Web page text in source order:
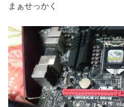
まぁせっかく